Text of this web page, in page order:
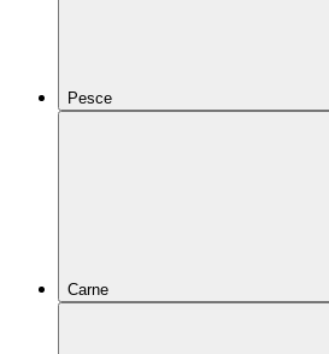
Pesce
Carne